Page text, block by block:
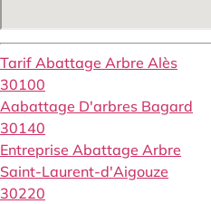
Tarif Abattage Arbre Alès
30100
Aabattage D'arbres Bagard
30140
Entreprise Abattage Arbre
Saint-Laurent-d'Aigouze
30220